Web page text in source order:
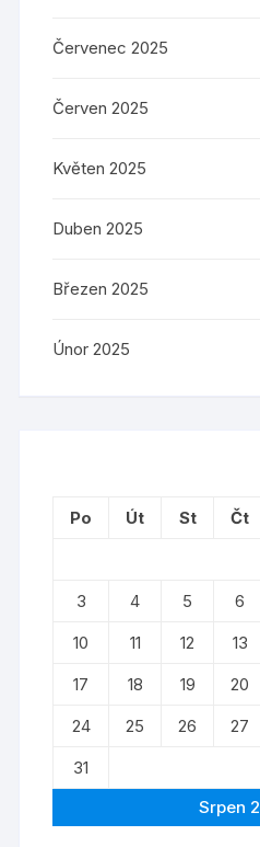
Červenec 2025
Červen 2025
Květen 2025
Duben 2025
Březen 2025
Únor 2025
Srpen
Po Út St Čt
3
4 5 6
10
11 12 13
17
18 19 20
24
25 26 27
31